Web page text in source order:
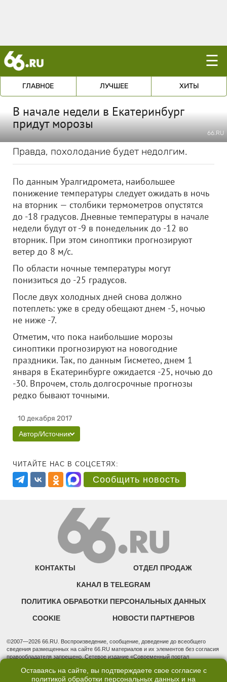
☰
ГЛАВНОЕ ЛУЧШЕЕ ХИТЫ
В начале недели в Екатеринбург
придут морозы
66.RU
Правда, похолодание будет недолгим.
По данным Уралгидромета, наибольшее
понижение температуры следует ожидать в ночь
на вторник — столбики термометров опустятся
до -18 градусов. Дневные температуры в начале
недели будут от -9 в понедельник до -12 во
вторник. При этом синоптики прогнозируют
ветер до 8 м/с.
По области ночные температуры могут
понизиться до -25 градусов.
После двух холодных дней снова должно
потеплеть: уже в среду обещают днем -5, ночью
не ниже -7.
Отметим, что пока наибольшие морозы
синоптики прогнозируют на новогодние
праздники. Так, по данным Гисметео, днем 1
января в Екатеринбурге ожидается -25, ночью до
-30. Впрочем, столь долгосрочные прогнозы
редко бывают точными.
10 декабря 2017
Автор/Источник
ЧИТАЙТЕ НАС В СОЦСЕТЯХ:
Сообщить новость
КОНТАКТЫ ОТДЕЛ ПРОДАЖ
КАНАЛ В TELEGRAM
ПОЛИТИКА ОБРАБОТКИ ПЕРСОНАЛЬНЫХ ДАННЫХ
COOKIE НОВОСТИ ПАРТНЕРОВ
©2007—2026 66.RU. Воспроизведение, сообщение, доведение до всеобщего
сведения размещенных на сайте 66.RU материалов и их элементов без согласия
правообладателя запрещено. Сетевое издание «Современный портал
надзору в сфере связи, информационных технологий и массовых коммуникаций
(Роскомнадзор). Регистрационный номер ЭЛ № ФС 77 - 76634 от 02.09.2019
Оставаясь на сайте, вы подтверждаете свое согласие с
политикой обработки персональных данных и на